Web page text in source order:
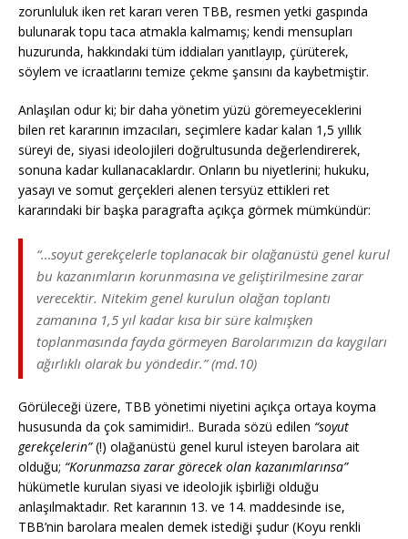
zorunluluk iken ret kararı veren TBB, resmen yetki gaspında
bulunarak topu taca atmakla kalmamış; kendi mensupları
huzurunda, hakkındaki tüm iddiaları yanıtlayıp, çürüterek,
söylem ve icraatlarını temize çekme şansını da kaybetmiştir.
Anlaşılan odur ki; bir daha yönetim yüzü göremeyeceklerini
bilen ret kararının imzacıları, seçimlere kadar kalan 1,5 yıllık
süreyi de, siyasi ideolojileri doğrultusunda değerlendirerek,
sonuna kadar kullanacaklardır. Onların bu niyetlerini; hukuku,
yasayı ve somut gerçekleri alenen tersyüz ettikleri ret
kararındaki bir başka paragrafta açıkça görmek mümkündür:
“…soyut gerekçelerle toplanacak bir olağanüstü genel kurul
bu kazanımların korunmasına ve geliştirilmesine zarar
verecektir. Nitekim genel kurulun olağan toplantı
zamanına 1,5 yıl kadar kısa bir süre kalmışken
toplanmasında fayda görmeyen Barolarımızın da kaygıları
ağırlıklı olarak bu yöndedir.” (md.10)
Görüleceği üzere, TBB yönetimi niyetini açıkça ortaya koyma
hususunda da çok samimidir!.. Burada sözü edilen “soyut
gerekçelerin”(!) olağanüstü genel kurul isteyen barolara ait
olduğu; “Korunmazsa zarar görecek olan kazanımlarınsa”
hükümetle kurulan siyasi ve ideolojik işbirliği olduğu
anlaşılmaktadır. Ret kararının 13. ve 14. maddesinde ise,
TBB’nin barolara mealen demek istediği şudur (Koyu renkli